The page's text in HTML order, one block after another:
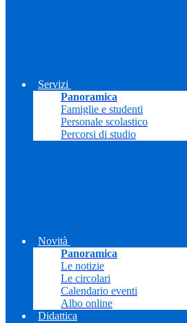
Servizi
Panoramica
Famiglie e studenti
Personale scolastico
Percorsi di studio
Novità
Panoramica
Le notizie
Le circolari
Calendario eventi
Albo online
Didattica